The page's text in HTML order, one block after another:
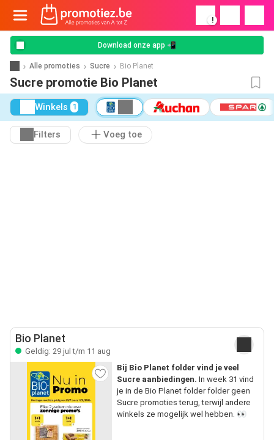
!
Download onze app 📲
Alle promoties Sucre Bio Planet
Sucre promotie Bio Planet
Winkels 1
Filters Voeg toe
Bio Planet
Geldig: 29 jul t/m 11 aug
Bij Bio Planet folder vind je veel
Sucre aanbiedingen. In week 31 vind
je in de Bio Planet folder folder geen
Sucre promoties terug, terwijl andere
winkels ze mogelijk wel hebben. 👀